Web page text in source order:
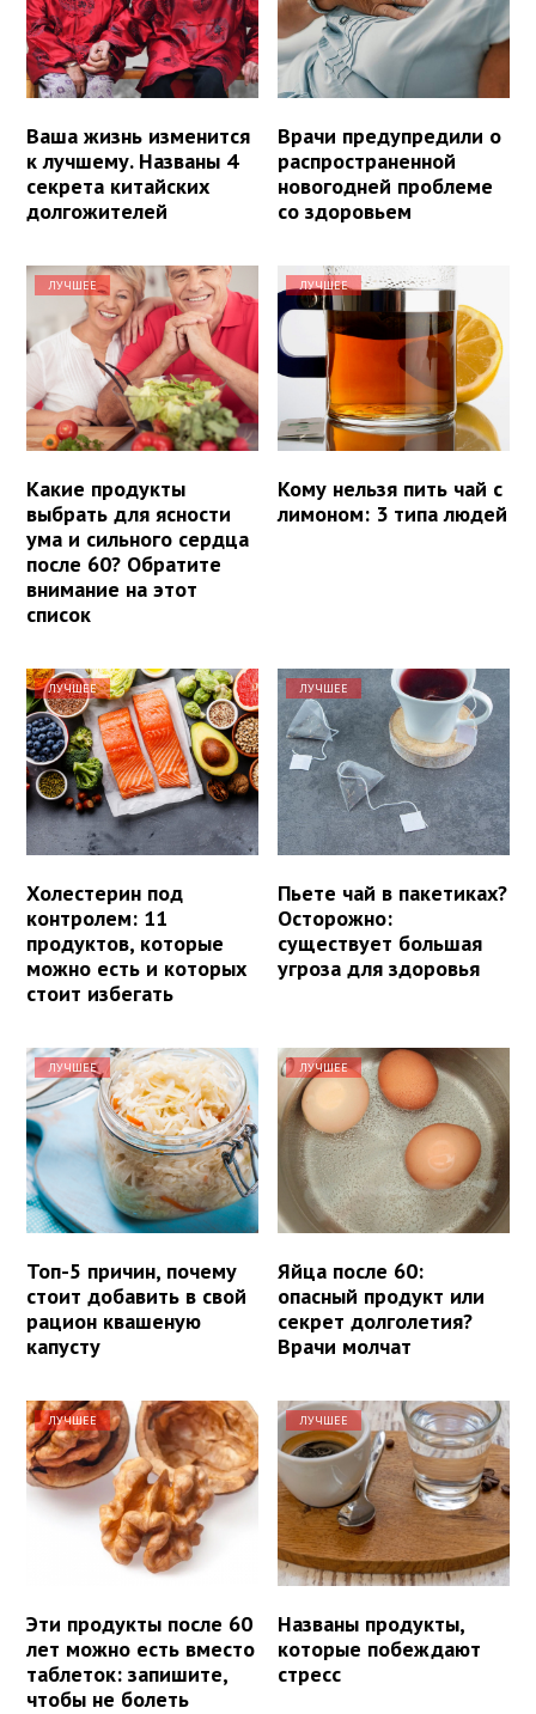
Ваша жизнь изменится
к лучшему. Названы 4
секрета китайских
долгожителей
Врачи предупредили о
распространенной
новогодней проблеме
со здоровьем
ЛУЧШЕЕ
Какие продукты
выбрать для ясности
ума и сильного сердца
после 60? Обратите
внимание на этот
список
ЛУЧШЕЕ
Кому нельзя пить чай с
лимоном: 3 типа людей
ЛУЧШЕЕ
Холестерин под
контролем: 11
продуктов, которые
можно есть и которых
стоит избегать
ЛУЧШЕЕ
Пьете чай в пакетиках?
Осторожно:
существует большая
угроза для здоровья
ЛУЧШЕЕ
Топ-5 причин, почему
стоит добавить в свой
рацион квашеную
капусту
ЛУЧШЕЕ
Яйца после 60:
опасный продукт или
секрет долголетия?
Врачи молчат
ЛУЧШЕЕ
Эти продукты после 60
лет можно есть вместо
таблеток: запишите,
чтобы не болеть
ЛУЧШЕЕ
Названы продукты,
которые побеждают
стресс